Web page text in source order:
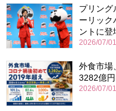
プリング
ーリッ
ントに登
2026/07/
外食市
3282億
2026/07/